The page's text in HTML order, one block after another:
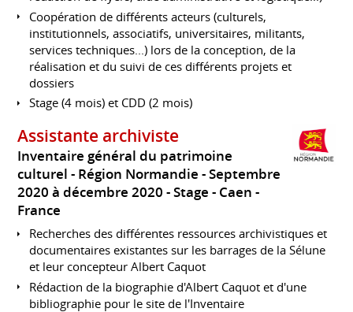
Coopération de différents acteurs (culturels,
institutionnels, associatifs, universitaires, militants,
services techniques...) lors de la conception, de la
réalisation et du suivi de ces différents projets et
dossiers
Stage (4 mois) et CDD (2 mois)
Assistante archiviste
Inventaire général du patrimoine
culturel - Région Normandie
Septembre
2020 à décembre 2020 Stage
Caen
France
Recherches des différentes ressources archivistiques et
documentaires existantes sur les barrages de la Sélune
et leur concepteur Albert Caquot
Rédaction de la biographie d'Albert Caquot et d'une
bibliographie pour le site de l'Inventaire